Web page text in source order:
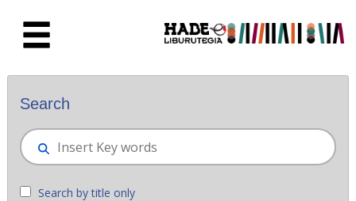
New books - Liburutegia
Search
Search by title only